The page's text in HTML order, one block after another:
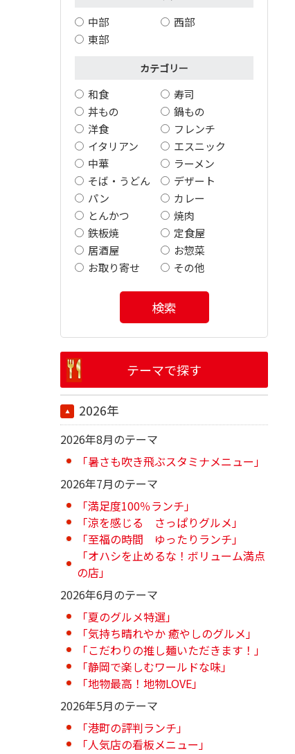
中部
西部
東部
カテゴリー
和食
寿司
丼もの
鍋もの
洋食
フレンチ
イタリアン
エスニック
中華
ラーメン
そば・うどん
デザート
パン
カレー
とんかつ
焼肉
鉄板焼
定食屋
居酒屋
お惣菜
お取り寄せ
その他
検索
テーマで探す
2026年
2026年8月のテーマ
「暑さも吹き飛ぶスタミナメニュー」
2026年7月のテーマ
「満足度100％ランチ」
「涼を感じる さっぱりグルメ」
「至福の時間 ゆったりランチ」
「オハシを止めるな！ボリューム満点
の店」
2026年6月のテーマ
「夏のグルメ特選」
「気持ち晴れやか 癒やしのグルメ」
「こだわりの推し麺いただきます！」
「静岡で楽しむワールドな味」
「地物最高！地物LOVE」
2026年5月のテーマ
「港町の評判ランチ」
「人気店の看板メニュー」